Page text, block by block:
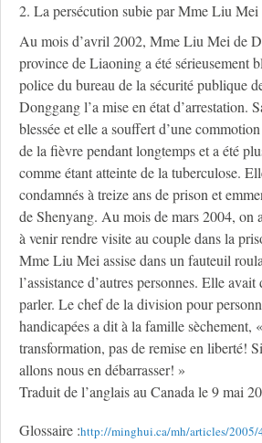
2. La persécution subie par Mme Liu Mei
Au mois d’avril 2002, Mme Liu Mei de
province de Liaoning a été sérieusement
police du bureau de la sécurité publique
Donggang l’a mise en état d’arrestation.
blessée et elle a souffert d’une
de la fièvre pendant longtemps et a été
comme étant atteinte de la tuberculose.
condamnés à treize ans de prison et
de Shenyang. Au mois de mars 2004, on
à venir rendre visite au couple dans la
Mme Liu Mei assise dans un fauteuil
l’assistance d’autres personnes. Elle
parler. Le chef de la division pour
handicapées a dit à la famille sèchement,
transformation, pas de remise en liberté!
allons nous en débarrasser! »
Traduit de l’anglais au Canada le 9 mai
Glossaire :http://minghui.ca/mh/articles/